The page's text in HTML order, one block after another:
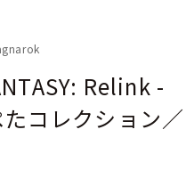
Relink -
コレクション／